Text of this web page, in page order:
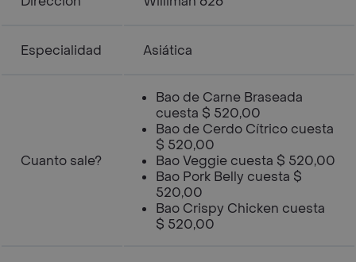
Especialidad Asiática
Cuanto sale?
Bao de Carne Braseada
cuesta $ 520,00
Bao de Cerdo Cítrico cuesta
$ 520,00
Bao Veggie cuesta $ 520,00
Bao Pork Belly cuesta $
520,00
Bao Crispy Chicken cuesta
$ 520,00